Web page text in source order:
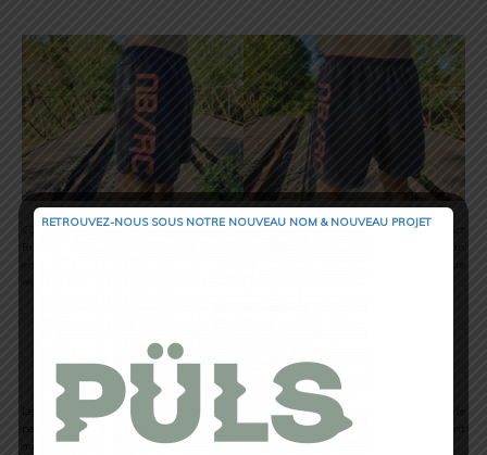
Côté look, ce short reprend tous les codes esthétiques de la collection Printed Impact
Le confort avant tout
Le short dispose d’une ceinture élastique à cordon de serrage interne, afin de
permettre un maintien optimal en toutes circonstances. De plus, il est également
muni d’un slip intégré pour assurer un soutien supplémentaire.
RETROUVEZ-NOUS SOUS NOTRE NOUVEAU NOM & NOUVEAU PROJET